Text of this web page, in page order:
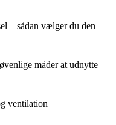
– sådan vælger du den
måder at udnytte
ventilation